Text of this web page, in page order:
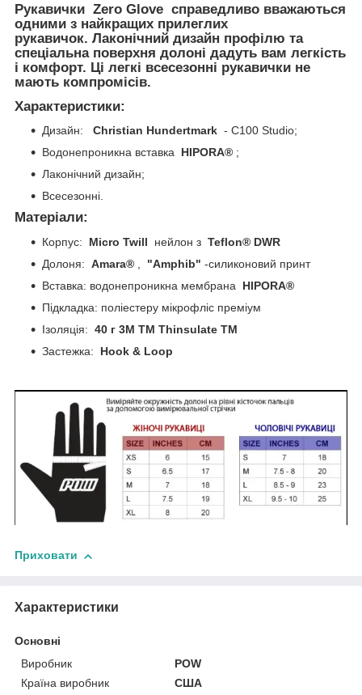
Рукавички Zero Glove справедливо вважаються
одними з найкращих прилеглих
рукавичок. Лаконічний дизайн профілю та
спеціальна поверхня долоні дадуть вам легкість
і комфорт. Ці легкі всесезонні рукавички не
мають компромісів.
Характеристики:
Дизайн: Christian Hundertmark - C100 Studio;
Водонепроникна вставка HIPORA® ;
Лаконічний дизайн;
Всесезонні.
Матеріали:
Корпус: Micro Twill нейлон з Teflon® DWR
Долоня: Amara® "Amphib" -силиконовий принт
Вставка: водонепроникна мембрана HIPORA®
Підкладка: поліестеру мікрофліс преміум
Ізоляція: 40 г 3М TM Thinsulate TM
Застежка: Hook & Loop
Приховати
Характеристики
Основні
Виробник
POW
Країна виробник
США